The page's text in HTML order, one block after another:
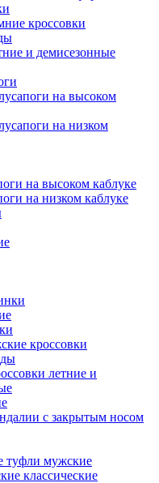
кроссовки
и демисезонные
на высоком
на низком
на высоком каблуке
на низком каблуке
кроссовки
летние и
с закрытым носом
туфли мужские
классические